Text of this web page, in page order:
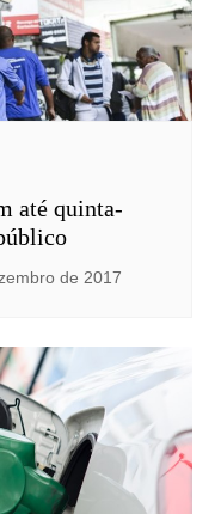
até quinta-
de 2017